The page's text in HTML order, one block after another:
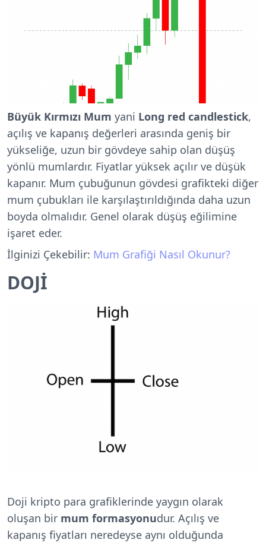
Büyük Kırmızı Mum yani Long red candlestick,
açılış ve kapanış değerleri arasında geniş bir
yükseliğe, uzun bir gövdeye sahip olan düşüş
yönlü mumlardır. Fiyatlar yüksek açılır ve düşük
kapanır. Mum çubuğunun gövdesi grafikteki diğer
mum çubukları ile karşılaştırıldığında daha uzun
boyda olmalıdır. Genel olarak düşüş eğilimine
işaret eder.
İlginizi Çekebilir: Mum Grafiği Nasıl Okunur?
DOJİ
Doji kripto para grafiklerinde yaygın olarak
oluşan bir mum formasyonudur. Açılış ve
kapanış fiyatları neredeyse aynı olduğunda